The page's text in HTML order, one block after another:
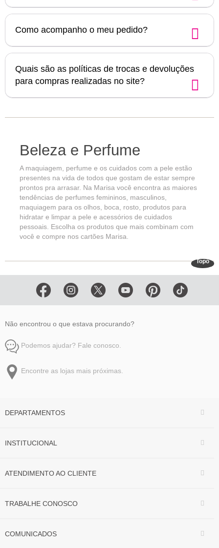
Como acompanho o meu pedido?
Quais são as políticas de trocas e devoluções
para compras realizadas no site?
Beleza e Perfume
A maquiagem, perfume e os cuidados com a pele estão
presentes na vida de todos que gostam de estar sempre
prontos pra arrasar. Na Marisa você encontra as maiores
tendências de perfumes femininos, masculinos,
maquiagem para os olhos, boca, rosto, produtos para
hidratar e limpar a pele e acessórios de cuidados
pessoais. Escolha os produtos que mais combinam com
você e compre nos cartões Marisa.
Topo
Não encontrou o que estava procurando?
Podemos ajudar? Fale conosco.
Encontre as lojas mais próximas.
DEPARTAMENTOS
INSTITUCIONAL
ATENDIMENTO AO CLIENTE
TRABALHE CONOSCO
COMUNICADOS